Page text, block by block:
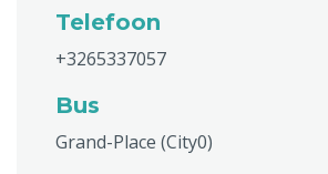
Telefoon
+3265337057
Bus
Grand-Place (City0)